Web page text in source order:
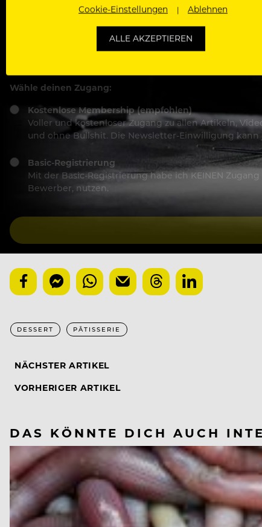
Ich stimme denNutzungsbedingungenund
Wähle deinen Zugang:
Kostenlose Membership (empfohlen)
Voller und kostenloser Zugang zu allen Artikeln,
und ohne Bullshit. Die Newsletter-Einwilligung
Basic-Registrierung
Mit der Basic-Registrierung habe ich KEINEN
Bewerber, nutzen.
DESSERT PÂTISSERIE
NÄCHSTER ARTIKEL
VORHERIGER ARTIKEL
DAS KÖNNTE DICH AUCH
Cookie-Einstellungen Ablehnen
ALLE AKZEPTIEREN